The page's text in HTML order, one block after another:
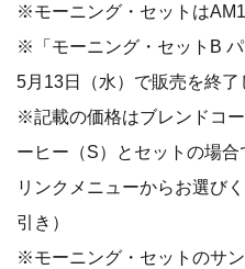
※モーニング・セットは
※「モーニング・セットB
5月13日（水）で販売を終了
※記載の価格はブレンドコ
ーヒー（S）とセットの場
リンクメニューからお選び
引き）
※モーニング・セットのサ